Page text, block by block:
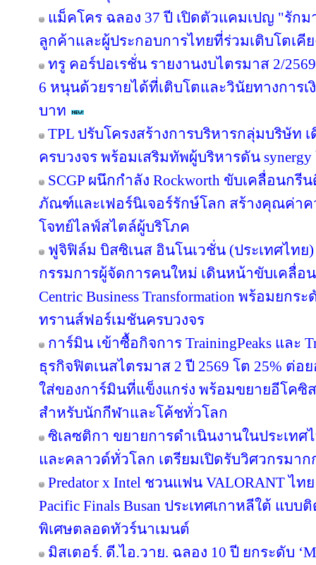
แม็คโคร ฉลอง 37 ปี เปิดตัวแคมเปญ "รั
ลูกค้าและผู้ประกอบการไทยที่ร่วมเติบโตเคี
ทรู คอร์ปอเรชั่น รายงานงบไตรมาส 2/
6 หนุนด้วยรายได้ที่เติบโตและวินัยทางการ
บาท
TPL ปรับโครงสร้างการบริหารกลุ่มบริษัท
ครบวงจร พร้อมเสริมทัพผู้บริหารดัน synergy
SCGP ผนึกกำลัง Rockworth ขับเคลื่อนก
ภัณฑ์และเฟอร์นิเจอร์รักษ์โลก สร้างคุณค่า
โจทย์ไลฟ์สไตล์ผู้บริโภค
ฟูจิฟิล์ม บิสซิเนส อินโนเวชั่น (ประเทศไทย)
กรรมการผู้จัดการคนใหม่ เดินหน้าขับเคลื่อ
Centric Business Transformation พร้อมย
ทรานส์ฟอร์เมชันครบวงจร
การ์มิน เข้าซื้อกิจการ TrainingPeaks และ
ธุรกิจฟิตเนสไตรมาส 2 ปี 2569 โต 25% ต่
ใส่ของการ์มินที่แข็งแกร่ง พร้อมขยายอีโคซิ
สำหรับนักกีฬาและโค้ชทั่วโลก
ซิเลซติกา ขยายการดำเนินงานในประเทศ
และคลาวด์ทั่วโลก เตรียมเปิดรับวิศวกรมาก
Predator x Intel ชวนแฟน VALORANT ไ
Pacific Finals Busan ประเทศเกาหลีใต้ แ
พิเศษตลอดทัวร์นาเมนต์
มิสเตอร์. ดี.ไอ.วาย. ฉลอง 10 ปี ยกระดับ